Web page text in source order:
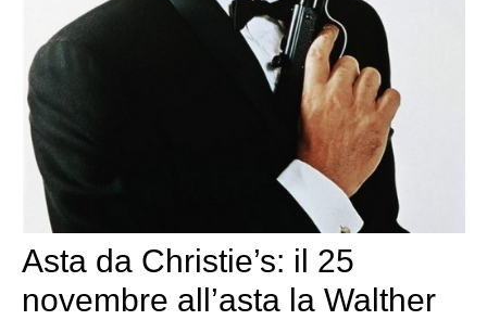
Asta da Christie’s: il 25
novembre all’asta la Walther